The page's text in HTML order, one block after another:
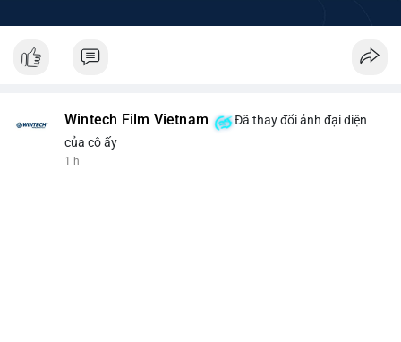
Wintech Film Vietnam
Đã thay đổi ảnh đại diện
của cô ấy
1 h